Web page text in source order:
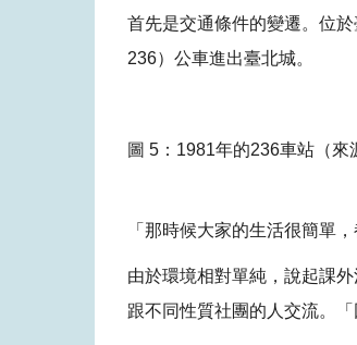
首先是交通條件的變遷。位
236）公車進出臺北城。
圖 5：1981年的236車站（來
「那時候大家的生活很簡單
由於環境相對單純，說起課
跟不同性質社團的人交流。